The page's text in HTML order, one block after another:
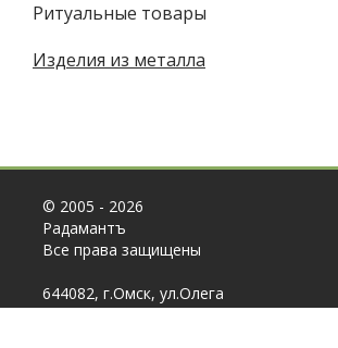
Ритуальные товары
Изделия из металла
© 2005 - 2026
Радамантъ
Все права защищены
644082, г.Омск, ул.​Олега